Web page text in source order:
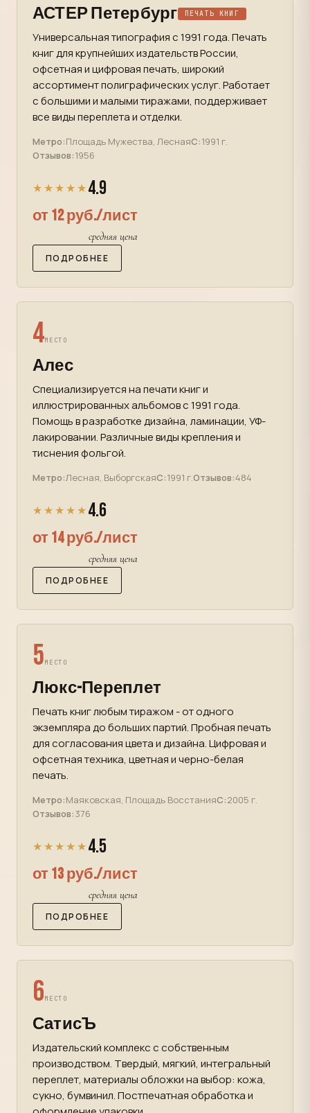
АСТЕР Петербург ПЕЧАТЬ КНИГ
Универсальная типография с 1991 года. Печать
книг для крупнейших издательств России,
офсетная и цифровая печать, широкий
ассортимент полиграфических услуг. Работает
с большими и малыми тиражами, поддерживает
все виды переплета и отделки.
Метро:Площадь Мужества, ЛеснаяС:1991 г.
Отзывов:1956
★★★★★ 4.9
от 12 руб./лист
средняя цена
ПОДРОБНЕЕ
4МЕСТО
Алес
Специализируется на печати книг и
иллюстрированных альбомов с 1991 года.
Помощь в разработке дизайна, ламинации, УФ-
лакировании. Различные виды крепления и
тиснения фольгой.
Метро:Лесная, ВыборгскаяС:1991 г.Отзывов:484
★★★★★ 4.6
от 14 руб./лист
средняя цена
ПОДРОБНЕЕ
5МЕСТО
Люкс-Переплет
Печать книг любым тиражом - от одного
экземпляра до больших партий. Пробная печать
для согласования цвета и дизайна. Цифровая и
офсетная техника, цветная и черно-белая
печать.
Метро:Маяковская, Площадь ВосстанияС:2005 г.
Отзывов:376
★★★★★ 4.5
от 13 руб./лист
средняя цена
ПОДРОБНЕЕ
6МЕСТО
СатисЪ
Издательский комплекс с собственным
производством. Твердый, мягкий, интегральный
переплет, материалы обложки на выбор: кожа,
сукно, бумвинил. Постпечатная обработка и